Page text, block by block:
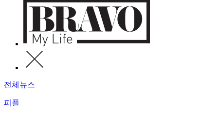
전체뉴스
피플